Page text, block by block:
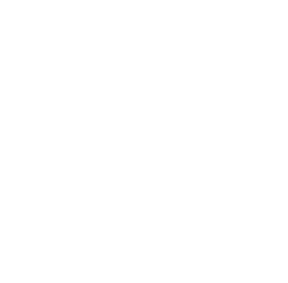
jednání a provedená práce!